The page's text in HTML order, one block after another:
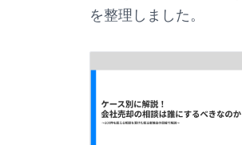
を整理しました。